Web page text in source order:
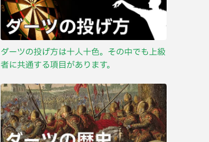
ダーツの投げ方は十人十色。その中でも上級
者に共通する項目があります。